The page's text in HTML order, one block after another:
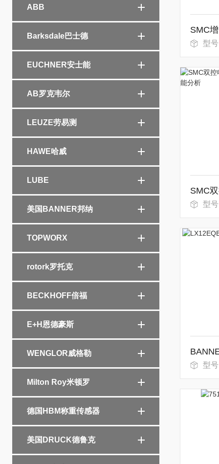
ABB
Barksdale巴士德
EUCHNER安士能
AB罗克韦尔
LEUZE劳易测
HAWE哈威
LUBE
美国BANNER邦纳
TOPWORX
rotork罗托克
BECKHOFF倍福
E+H恩德豪斯
WENGLOR威格勒
Milton Roy米顿罗
德国HBM称重传感器
美国DRUCK德鲁克
型
型
型